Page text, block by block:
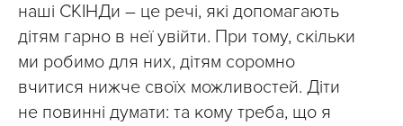
наші СКІНДи – це речі, які допомагають
дітям гарно в неї увійти. При тому, скільки
ми робимо для них, дітям соромно
вчитися нижче своїх можливостей. Діти
не повинні думати: та кому треба, що я